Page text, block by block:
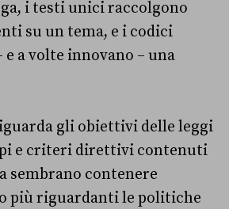
i testi unici raccolgono
su un tema, e i codici
a volte innovano – una
gli obiettivi delle leggi
e criteri direttivi contenuti
sembrano contenere
più riguardanti le politiche